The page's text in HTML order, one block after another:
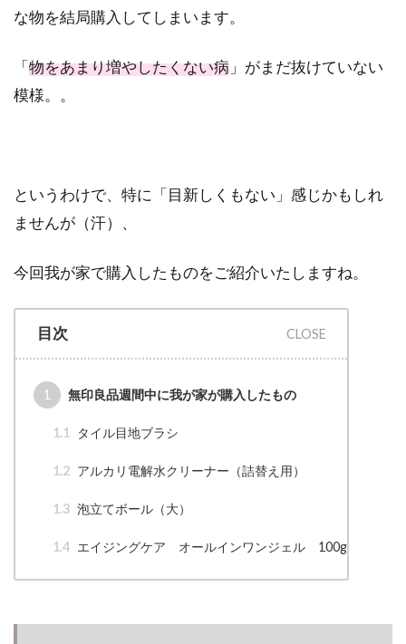
な物を結局購入してしまいます。
「物をあまり増やしたくない病 」がまだ抜けていない
模様。。
というわけで、特に「目新しくもない」感じかもしれ
ませんが（汗）、
今回我が家で購入したものをご紹介いたしますね。
目次
1 無印良品週間中に我が家が購入したもの
1.1 タイル目地ブラシ
1.2 アルカリ電解水クリーナー（詰替え用）
1.3 泡立てボール（大）
1.4 エイジングケア オールインワンジェル 100g